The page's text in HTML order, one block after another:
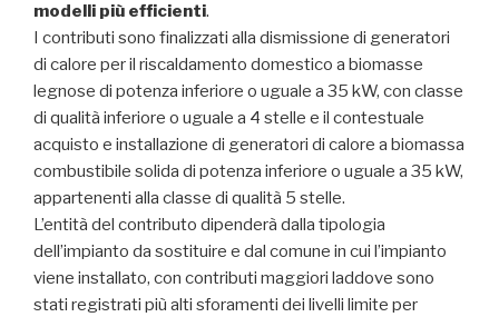
modelli più efficienti.
I contributi sono finalizzati alla dismissione di generatori
di calore per il riscaldamento domestico a biomasse
legnose di potenza inferiore o uguale a 35 kW, con classe
di qualità inferiore o uguale a 4 stelle e il contestuale
acquisto e installazione di generatori di calore a biomassa
combustibile solida di potenza inferiore o uguale a 35 kW,
appartenenti alla classe di qualità 5 stelle.
L’entità del contributo dipenderà dalla tipologia
dell’impianto da sostituire e dal comune in cui l’impianto
viene installato, con contributi maggiori laddove sono
stati registrati più alti sforamenti dei livelli limite per